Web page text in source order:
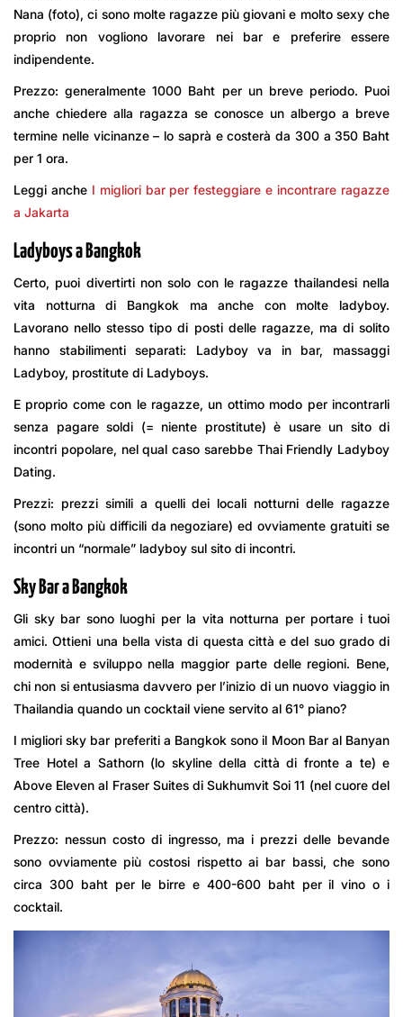
Nana (foto), ci sono molte ragazze più giovani e molto sexy che
proprio non vogliono lavorare nei bar e preferire essere
indipendente.
Prezzo: generalmente 1000 Baht per un breve periodo. Puoi
anche chiedere alla ragazza se conosce un albergo a breve
termine nelle vicinanze – lo saprà e costerà da 300 a 350 Baht
per 1 ora.
Leggi anche I migliori bar per festeggiare e incontrare ragazze
a Jakarta
Ladyboys a Bangkok
Certo, puoi divertirti non solo con le ragazze thailandesi nella
vita notturna di Bangkok ma anche con molte ladyboy.
Lavorano nello stesso tipo di posti delle ragazze, ma di solito
hanno stabilimenti separati: Ladyboy va in bar, massaggi
Ladyboy, prostitute di Ladyboys.
E proprio come con le ragazze, un ottimo modo per incontrarli
senza pagare soldi (= niente prostitute) è usare un sito di
incontri popolare, nel qual caso sarebbe Thai Friendly Ladyboy
Dating.
Prezzi: prezzi simili a quelli dei locali notturni delle ragazze
(sono molto più difficili da negoziare) ed ovviamente gratuiti se
incontri un “normale” ladyboy sul sito di incontri.
Sky Bar a Bangkok
Gli sky bar sono luoghi per la vita notturna per portare i tuoi
amici. Ottieni una bella vista di questa città e del suo grado di
modernità e sviluppo nella maggior parte delle regioni. Bene,
chi non si entusiasma davvero per l’inizio di un nuovo viaggio in
Thailandia quando un cocktail viene servito al 61° piano?
I migliori sky bar preferiti a Bangkok sono il Moon Bar al Banyan
Tree Hotel a Sathorn (lo skyline della città di fronte a te) e
Above Eleven al Fraser Suites di Sukhumvit Soi 11 (nel cuore del
centro città).
Prezzo: nessun costo di ingresso, ma i prezzi delle bevande
sono ovviamente più costosi rispetto ai bar bassi, che sono
circa 300 baht per le birre e 400-600 baht per il vino o i
cocktail.